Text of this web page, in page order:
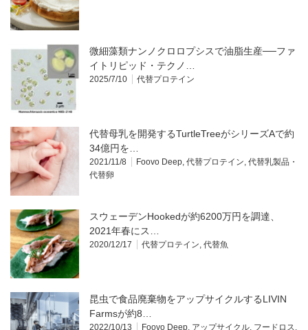
微細藻類ナンノクロロプシスで油脂生産──ファ
イトリピッド・テクノ…
2025/7/10 代替プロテイン
代替母乳を開発するTurtleTreeがシリーズAで約
34億円を…
2021/11/8 Foovo Deep, 代替プロテイン, 代替乳製品・
代替卵
スウェーデンHookedが約6200万円を調達、
2021年春にス…
2020/12/17 代替プロテイン, 代替魚
昆虫で食品廃棄物をアップサイクルするLIVIN
Farmsが約8…
2022/10/13 Foovo Deep, アップサイクル, フードロス,